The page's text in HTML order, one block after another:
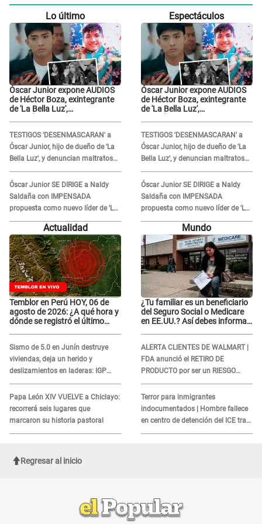
Lo último
Óscar Junior expone AUDIOS
de Héctor Boza, exintegrante
de 'La Bella Luz',
"Grábame..."
TESTIGOS 'DESENMASCARAN' a
Óscar Junior, hijo de dueño de 'La
Bella Luz', y denuncian maltratos
en la orquesta: "Los humilla..."
Óscar Junior SE DIRIGE a Naldy
Saldaña con IMPENSADA
propuesta como nuevo líder de 'La
Bella Luz' tras denuncia: "Otro tipo
Espectáculos
Óscar Junior expone AUDIOS
de Héctor Boza, exintegrante
de 'La Bella Luz',
"Grábame..."
TESTIGOS 'DESENMASCARAN' a
Óscar Junior, hijo de dueño de 'La
Bella Luz', y denuncian maltratos
en la orquesta: "Los humilla..."
Óscar Junior SE DIRIGE a Naldy
Saldaña con IMPENSADA
propuesta como nuevo líder de 'La
Bella Luz' tras denuncia: "Otro tipo
Actualidad
Temblor en Perú HOY, 06 de
agosto de 2026: ¿A qué hora y
dónde se registró el último
Sismo de 5.0 en Junín destruye
viviendas, deja un herido y
deslizamientos en laderas: IGP
alerta sobre posibles réplicas
Papa León XIV VUELVE a Chiclayo:
recorrerá seis lugares que
marcaron su historia pastoral
Mundo
¿Tu familiar es un beneficiario
del Seguro Social o Medicare
en EE.UU.? Así debes informar
ALERTA CLIENTES DE WALMART |
FDA anunció el RETIRO DE
PRODUCTO por ser un RIESGO
MORTAL para consumidores: ¿Cuál
es?
Terror para inmigrantes
indocumentados | Hombre fallece
en centro de detención del ICE tras
sufrir una "emergencia médica"
Regresar al inicio